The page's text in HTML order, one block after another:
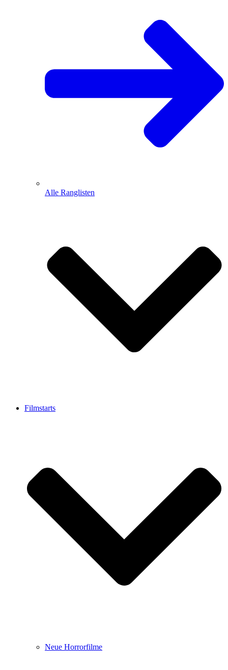
Alle Ranglisten
Filmstarts
Neue Horrorfilme